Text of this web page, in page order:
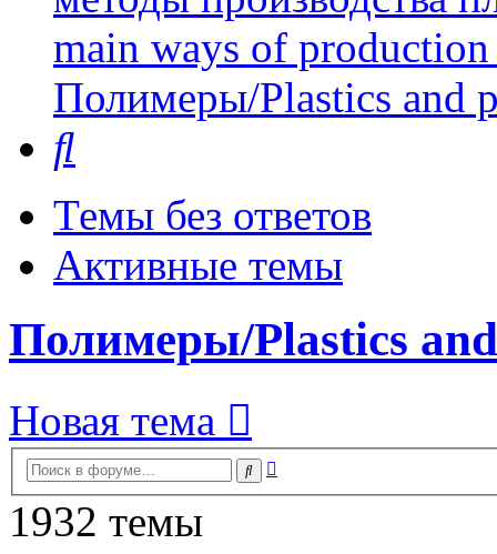
main ways of
Полимеры/Plastics and
Темы без ответов
Активные темы
Полимеры/Plastics
Новая тема
Поиск
1932 темы